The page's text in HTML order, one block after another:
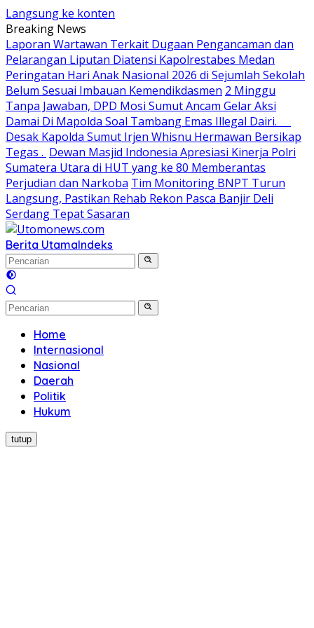
Langsung ke konten
Breaking News
Laporan Wartawan Terkait Dugaan Pengancaman dan
Pelarangan Liputan Diatensi Kapolrestabes Medan
Peringatan Hari Anak Nasional 2026 di Sejumlah Sekolah
Belum Sesuai Imbauan Kemendikdasmen 2 Minggu
Tanpa Jawaban, DPD Mosi Sumut Ancam Gelar Aksi
Damai Di Mapolda Soal Tambang Emas Illegal Dairi.
Desak Kapolda Sumut Irjen Whisnu Hermawan Bersikap
Tegas . Dewan Masjid Indonesia Apresiasi Kinerja Polri
Sumatera Utara di HUT yang ke 80 Memberantas
Perjudian dan Narkoba Tim Monitoring BNPT Turun
Langsung, Pastikan Rehab Rekon Pasca Banjir Deli
Serdang Tepat Sasaran
Berita UtamaIndeks
Home
Internasional
Nasional
Daerah
Politik
Hukum
tutup